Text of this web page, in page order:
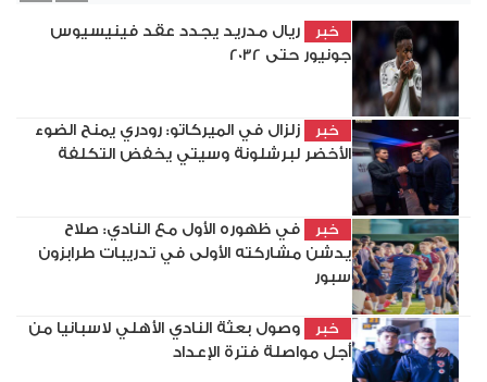
خبر
ريال مدريد يجدد عقد فينيسيوس
جونيور حتى 2032
خبر
زلزال في الميركاتو: رودري يمنح الضوء
الأخضر لبرشلونة وسيتي يخفض التكلفة
خبر
في ظهوره الأول مع النادي: صلاح
يدشن مشاركته الأولى في تدريبات طرابزون
سبور
خبر
وصول بعثة النادي الأهلي لاسبانيا من
أجل مواصلة فترة الإعداد